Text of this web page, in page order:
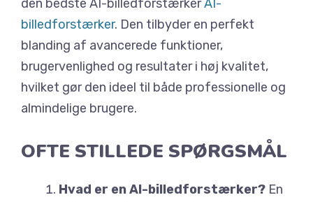
den bedste AI-billedforstærkerAI-
billedforstærker. Den tilbyder en perfekt
blanding af avancerede funktioner,
brugervenlighed og resultater i høj kvalitet,
hvilket gør den ideel til både professionelle og
almindelige brugere.
OFTE STILLEDE SPØRGSMÅL
Hvad er en AI-billedforstærker? En